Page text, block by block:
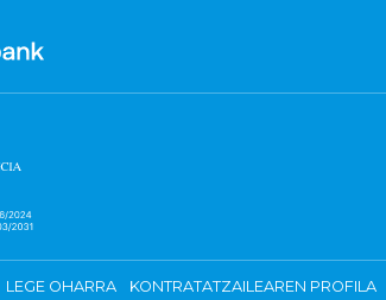
LEGE OHARRA KONTRATATZAILEAREN PROFILA